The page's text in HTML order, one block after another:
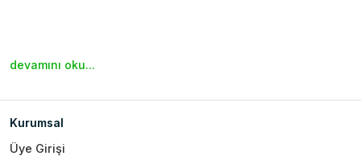
devamını oku...
Kurumsal
Üye Girişi